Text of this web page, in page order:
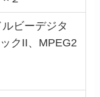
ビーデジタ
クII、MPEG2